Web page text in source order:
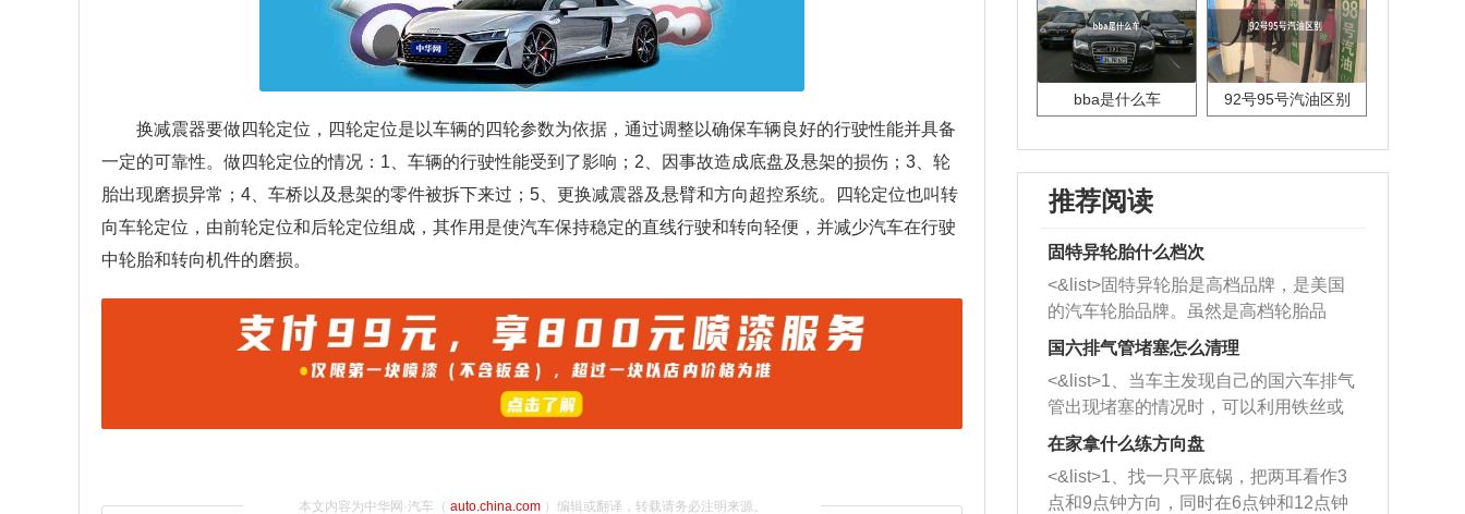
换减震器要做四轮定位，四轮定位是以车辆的四轮参数为依据，通过调整以确保车辆良好的行驶性能并具备
一定的可靠性。做四轮定位的情况：1、车辆的行驶性能受到了影响；2、因事故造成底盘及悬架的损伤；3、轮
胎出现磨损异常；4、车桥以及悬架的零件被拆下来过；5、更换减震器及悬臂和方向超控系统。四轮定位也叫转
向车轮定位，由前轮定位和后轮定位组成，其作用是使汽车保持稳定的直线行驶和转向轻便，并减少汽车在行驶
中轮胎和转向机件的磨损。
本文内容为中华网·汽车（ auto.china.com）编辑或翻译，转载请务必注明来源。
bba是什么车 92号95号汽油区别
推荐阅读
固特异轮胎什么档次
<&list>固特异轮胎是高档品牌，是美国
的汽车轮胎品牌。虽然是高档轮胎品
牌，但是中高低端的轮胎都有生产，这
也是为了更好的开拓市场。
国六排气管堵塞怎么清理
<&list>1、当车主发现自己的国六车排气
管出现堵塞的情况时，可以利用铁丝或
者是细棍，直接将杂物给取出来，如果
堵塞情况比较严重，也可以采取应急措
施。 <&list>2、直接利用木棍将所有的
在家拿什么练方向盘
<&list>1、找一只平底锅，把两耳看作3
点和9点钟方向，同时在6点钟和12点钟